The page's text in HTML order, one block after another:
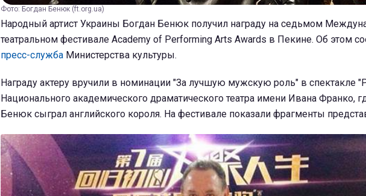
Фото: Богдан Бенюк (ft.org.ua)
Народный артист Украины Богдан Бенюк получил награду на седьмом
театральном фестивале Academy of Performing Arts Awards в Пекине. Об этом
пресс-служба Министерства культуры.
Награду актеру вручили в номинации "За лучшую мужскую роль" в спектакле
Национального академического драматического театра имени Ивана Франко,
Бенюк сыграл английского короля. На фестивале показали фрагменты